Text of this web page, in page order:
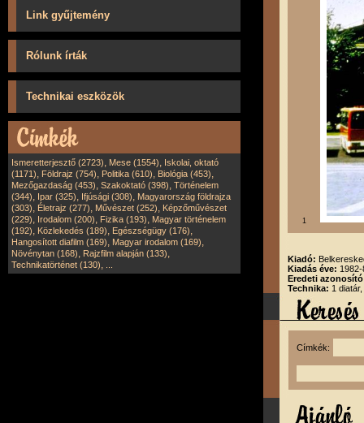
Link gyűjtemény
Rólunk írták
Technikai eszközök
Ismeretterjesztő (2723), Mese (1554), Iskolai, oktató
(1171), Földrajz (754), Politika (610), Biológia (453),
Mezőgazdaság (453), Szakoktató (398), Történelem
(344), Ipar (325), Ifjúsági (308), Magyarország földrajza
(303), Életrajz (277), Művészet (252), Képzőművészet
(229), Irodalom (200), Fizika (193), Magyar történelem
(192), Közlekedés (189), Egészségügy (176),
Hangosított diafilm (169), Magyar irodalom (169),
Növénytan (168), Rajzfilm alapján (133),
Technikatörténet (130),
1
Kiadó:
Kiadás éve: 1982-
Eredeti
Technika: 1
Címkék: